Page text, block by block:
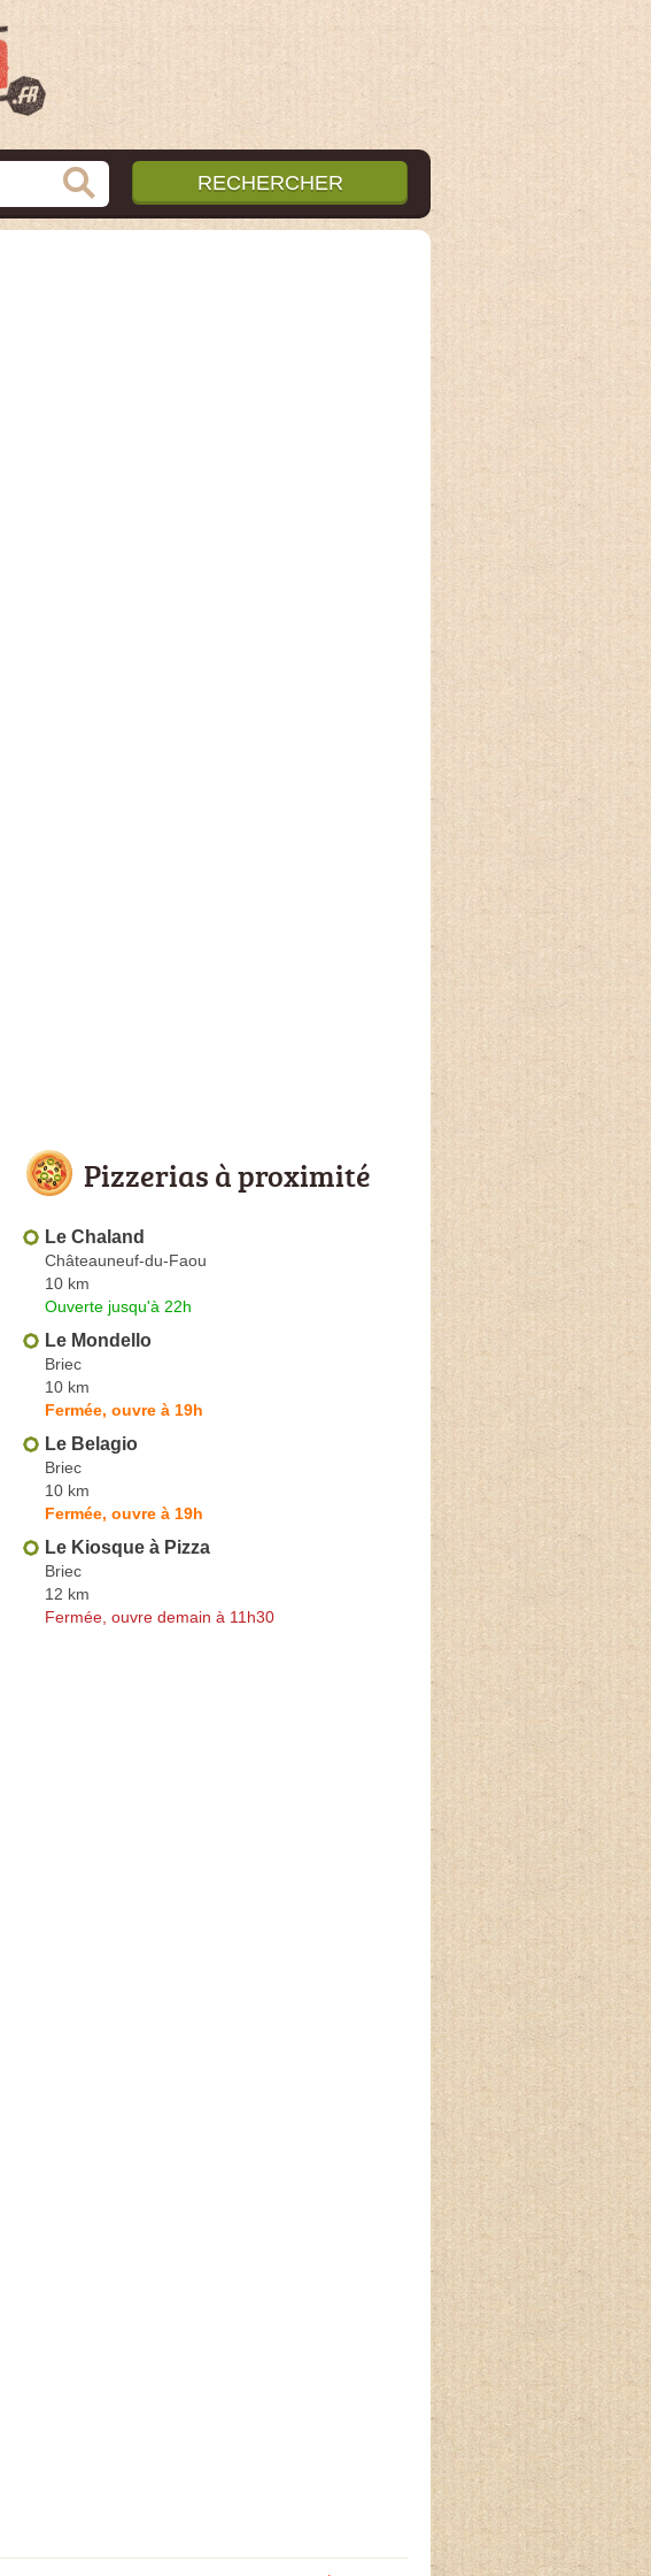
Pizzerias à proximité
Le Chaland
Châteauneuf-du-Faou
10 km
Ouverte jusqu'à 22h
Le Mondello
Briec
10 km
Fermée, ouvre à 19h
Le Belagio
Briec
10 km
Fermée, ouvre à 19h
Le Kiosque à Pizza
Briec
12 km
Fermée, ouvre demain à 11h30